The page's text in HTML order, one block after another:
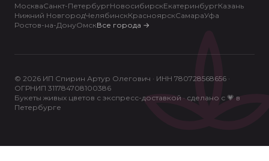
МоскваСанкт-ПетербургНовосибирскЕкатеринбургКазань
Нижний НовгородЧелябинскКрасноярскСамараУфа
Ростов-на-ДонуОмскВсе города →
© 2026 ИП Спирин Артур Олегович · ИНН 780728568656 ·
ОГРНИП 311784708100386
Букеты живых цветов с экспресс-доставкой · сделано с 💗 в
Петербурге